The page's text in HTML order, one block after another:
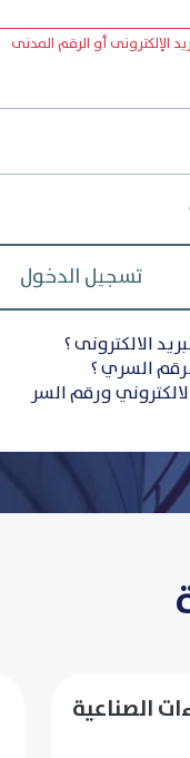
الإلكترونى أو الرقم المدنى
الالكترونى ؟
السري ؟
ورقم السر
الصناعية